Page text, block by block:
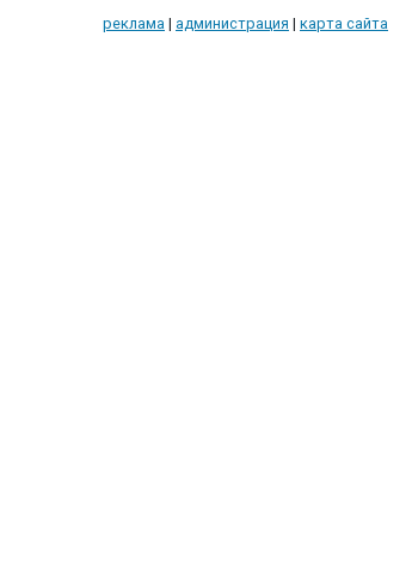
реклама | администрация | карта сайта